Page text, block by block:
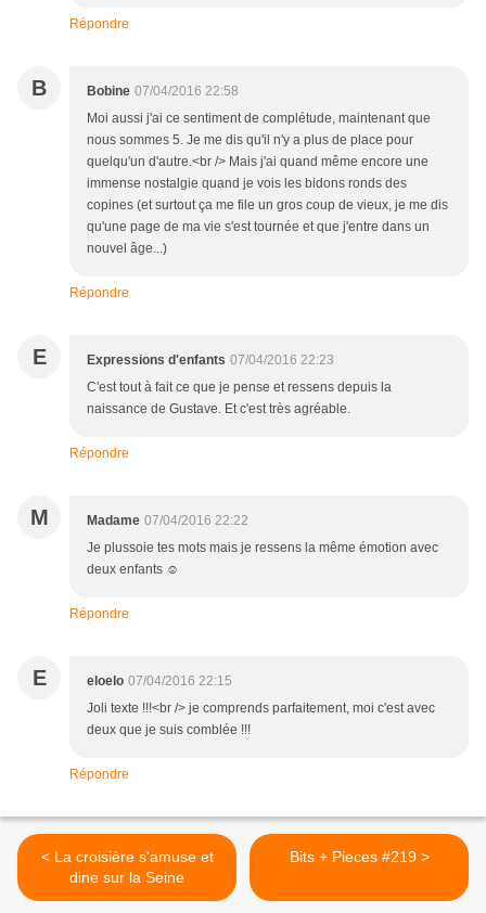
Répondre
B Bobine 07/04/2016 22:58
Moi aussi j'ai ce sentiment de complétude, maintenant que
nous sommes 5. Je me dis qu'il n'y a plus de place pour
quelqu'un d'autre.<br /> Mais j'ai quand même encore une
immense nostalgie quand je vois les bidons ronds des
copines (et surtout ça me file un gros coup de vieux, je me dis
qu'une page de ma vie s'est tournée et que j'entre dans un
nouvel âge...)
Répondre
E Expressions d'enfants 07/04/2016 22:23
C'est tout à fait ce que je pense et ressens depuis la
naissance de Gustave. Et c'est très agréable.
Répondre
M Madame 07/04/2016 22:22
Je plussoie tes mots mais je ressens la même émotion avec
deux enfants ☺
Répondre
E eloelo 07/04/2016 22:15
Joli texte !!!<br /> je comprends parfaitement, moi c'est avec
deux que je suis comblée !!!
Répondre
< La croisière s'amuse et
dine sur la Seine
Bits + Pieces #219 >